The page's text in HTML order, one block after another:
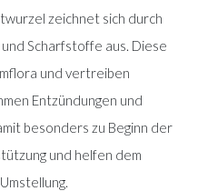
zeichnet sich durch
Scharfstoffe aus. Diese
und vertreiben
Entzündungen und
besonders zu Beginn der
und helfen dem